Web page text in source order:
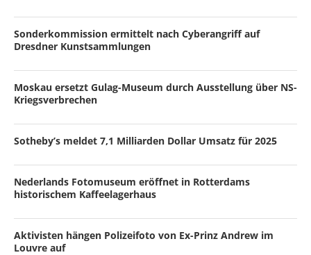
Sonderkommission ermittelt nach Cyberangriff auf
Dresdner Kunstsammlungen
Moskau ersetzt Gulag-Museum durch Ausstellung über NS-
Kriegsverbrechen
Sotheby’s meldet 7,1 Milliarden Dollar Umsatz für 2025
Nederlands Fotomuseum eröffnet in Rotterdams
historischem Kaffeelagerhaus
Aktivisten hängen Polizeifoto von Ex-Prinz Andrew im
Louvre auf